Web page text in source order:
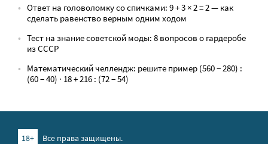
Ответ на головоломку со спичками: 9 + 3 × 2 = 2 — как
сделать равенство верным одним ходом
Тест на знание советской моды: 8 вопросов о гардеробе
из СССР
Математический челлендж: решите пример (560 − 280) :
(60 − 40) · 18 + 216 : (72 − 54)
18+
Все права защищены.